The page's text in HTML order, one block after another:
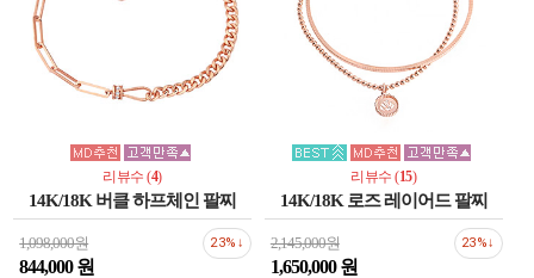
리뷰수 (4)
14K/18K 버클 하프체인 팔찌
1,098,000원
844,000 원
23%↓
리뷰수 (15)
14K/18K 로즈 레이어드 팔찌
2,145,000원
1,650,000 원
23%↓